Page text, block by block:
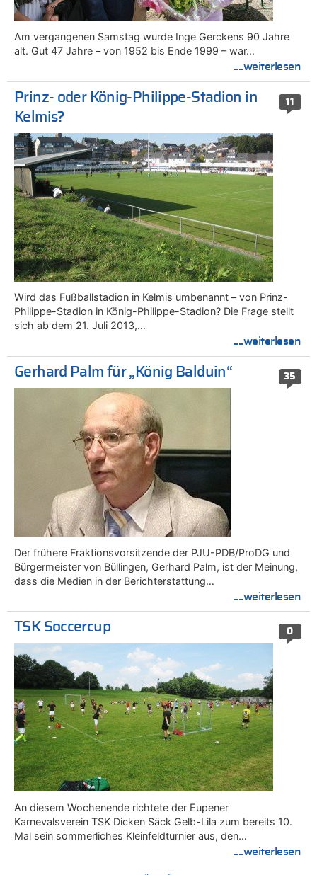
Am vergangenen Samstag wurde Inge Gerckens 90 Jahre
alt. Gut 47 Jahre – von 1952 bis Ende 1999 – war…
....weiterlesen
11
Prinz- oder König-Philippe-Stadion in
Kelmis?
Wird das Fußballstadion in Kelmis umbenannt – von Prinz-
Philippe-Stadion in König-Philippe-Stadion? Die Frage stellt
sich ab dem 21. Juli 2013,…
....weiterlesen
35
Gerhard Palm für „König Balduin“
Der frühere Fraktionsvorsitzende der PJU-PDB/ProDG und
Bürgermeister von Büllingen, Gerhard Palm, ist der Meinung,
dass die Medien in der Berichterstattung…
....weiterlesen
0
TSK Soccercup
An diesem Wochenende richtete der Eupener
Karnevalsverein TSK Dicken Säck Gelb-Lila zum bereits 10.
Mal sein sommerliches Kleinfeldturnier aus, den…
....weiterlesen